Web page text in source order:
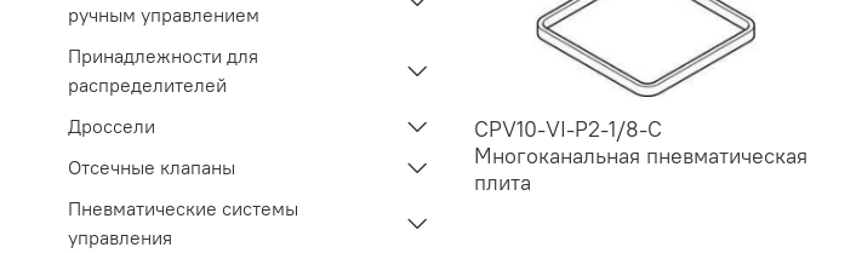
CPV10-VI-P2-1/8-C
Многоканальная пневматическая
плита
ручным управлением
Принадлежности для
распределителей
Дроссели
Отсечные клапаны
Пневматические системы
управления